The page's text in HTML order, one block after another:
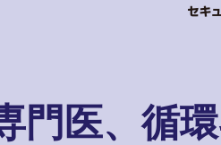
門医、循